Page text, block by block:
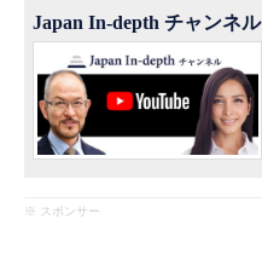
Japan In-depth チャンネル
※ スポンサー